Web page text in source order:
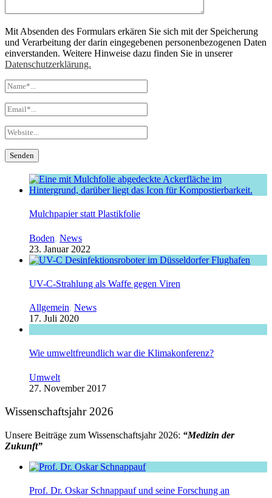
Mit Absenden des Formulars erkären Sie sich mit der Speicherung
und Verarbeitung der darin eingegebenen personenbezogenen Daten
einverstanden. Weitere Hinweise dazu finden Sie in unserer
Datenschutzerklärung.
Mulchpapier statt Plastikfolie
Boden, News
23. Januar 2022
UV-C-Strahlung als Waffe gegen Viren
Allgemein, News
17. Juli 2020
Wie umweltfreundlich war die Klimakonferenz?
Umwelt
27. November 2017
Wissenschaftsjahr 2026
Unsere Beiträge zum Wissenschaftsjahr 2026: “Medizin der
Zukunft”
Prof. Dr. Oskar Schnappauf und seine Forschung an